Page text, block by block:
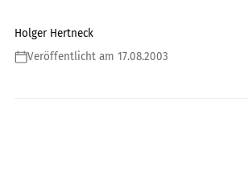
Holger Hertneck
Veröffentlicht am 17.08.2003